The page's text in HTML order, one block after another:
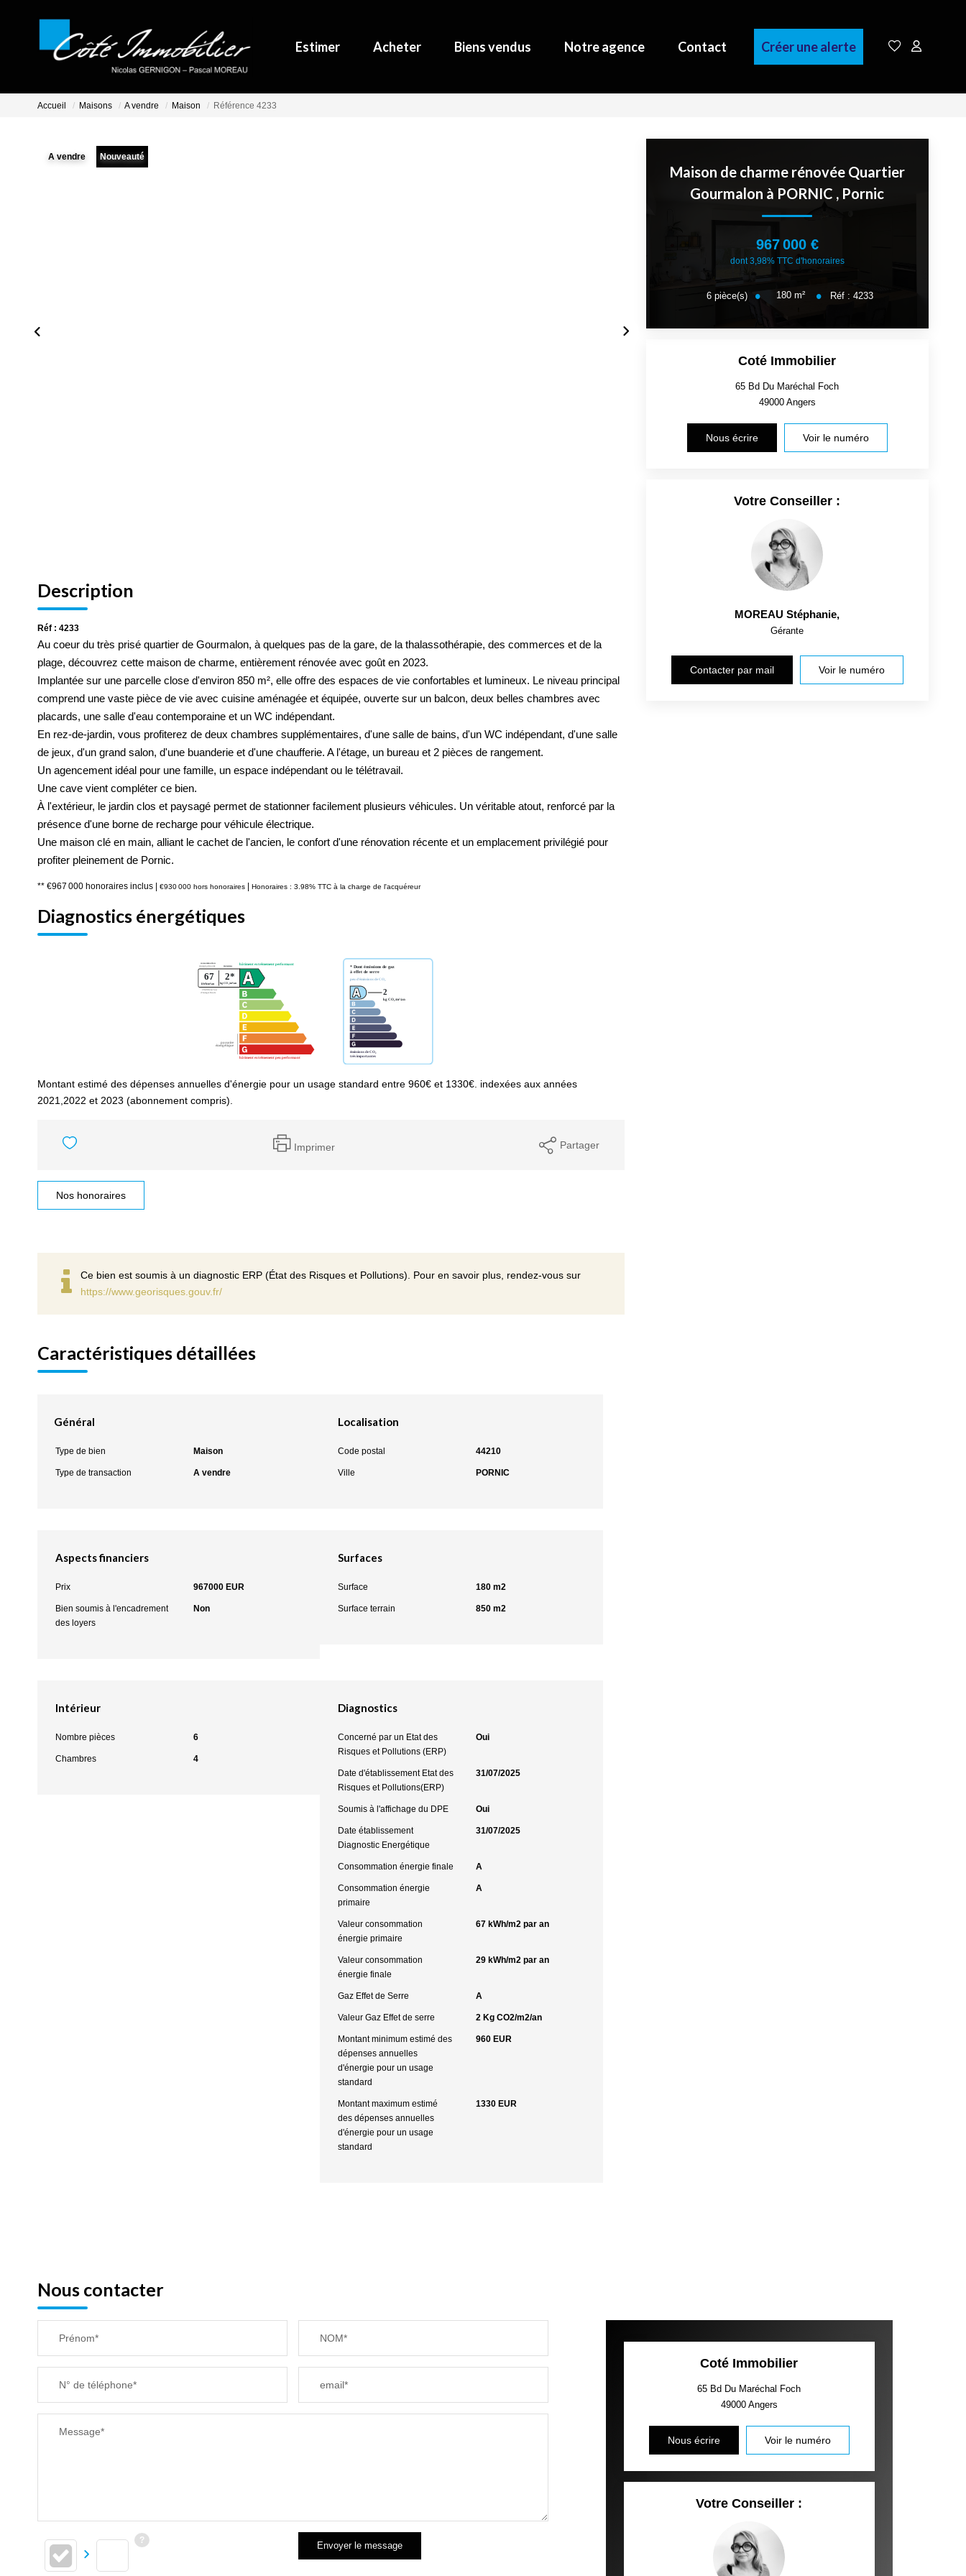
Estimer Acheter Biens vendus Notre agence Contact Créer une alerte
Accueil Maisons A vendre Maison Référence 4233
A vendre Nouveauté
Description
Réf : 4233
Au coeur du très prisé quartier de Gourmalon, à quelques pas de la gare, de la thalassothérapie, des commerces et de la
plage, découvrez cette maison de charme, entièrement rénovée avec goût en 2023.
Implantée sur une parcelle close d'environ 850 m², elle offre des espaces de vie confortables et lumineux. Le niveau principal
comprend une vaste pièce de vie avec cuisine aménagée et équipée, ouverte sur un balcon, deux belles chambres avec
placards, une salle d'eau contemporaine et un WC indépendant.
En rez-de-jardin, vous profiterez de deux chambres supplémentaires, d'une salle de bains, d'un WC indépendant, d'une salle
de jeux, d'un grand salon, d'une buanderie et d'une chaufferie. A l'étage, un bureau et 2 pièces de rangement.
Un agencement idéal pour une famille, un espace indépendant ou le télétravail.
Une cave vient compléter ce bien.
À l'extérieur, le jardin clos et paysagé permet de stationner facilement plusieurs véhicules. Un véritable atout, renforcé par la
présence d'une borne de recharge pour véhicule électrique.
Une maison clé en main, alliant le cachet de l'ancien, le confort d'une rénovation récente et un emplacement privilégié pour
profiter pleinement de Pornic.
** €967 000 honoraires inclus €930 000 hors honoraires Honoraires : 3.98% TTC à la charge de l'acquéreur
Diagnostics énergétiques
Montant estimé des dépenses annuelles d'énergie pour un usage standard entre 960€ et 1330€. indexées aux années
2021,2022 et 2023 (abonnement compris).
Imprimer Partager
Nos honoraires
Ce bien est soumis à un diagnostic ERP (État des Risques et Pollutions). Pour en savoir plus, rendez-vous sur
https://www.georisques.gouv.fr/
Caractéristiques détaillées
Général
Type de bien Maison
Type de transaction A vendre
Localisation
Code postal 44210
Ville PORNIC
Aspects financiers
Prix 967000 EUR
Bien soumis à l'encadrement
des loyers
Non
Surfaces
Surface 180 m2
Surface terrain 850 m2
Intérieur
Nombre pièces 6
Chambres 4
Diagnostics
Concerné par un Etat des
Risques et Pollutions (ERP)
Oui
Date d'établissement Etat des
Risques et Pollutions(ERP)
31/07/2025
Soumis à l'affichage du DPE Oui
Date établissement
Diagnostic Energétique
31/07/2025
Consommation énergie finale A
Consommation énergie
primaire
A
Valeur consommation
énergie primaire
67 kWh/m2 par an
Valeur consommation
énergie finale
29 kWh/m2 par an
Gaz Effet de Serre A
Valeur Gaz Effet de serre 2 Kg CO2/m2/an
Montant minimum estimé des
dépenses annuelles
d'énergie pour un usage
standard
960 EUR
Montant maximum estimé
des dépenses annuelles
d'énergie pour un usage
standard
1330 EUR
Maison de charme rénovée Quartier
Gourmalon à PORNIC , Pornic
967 000 €
dont 3,98% TTC d'honoraires
6pièce(s) 180m² Réf :4233
Coté Immobilier
65 Bd Du Maréchal Foch
49000 Angers
Nous écrire Voir le numéro
Votre Conseiller :
MOREAU Stéphanie,
Gérante
Contacter par mail Voir le numéro
Nous contacter
Prénom* NOM*
N° de téléphone* email*
Message*
Envoyer le message
Coté Immobilier
65 Bd Du Maréchal Foch
49000 Angers
Nous écrire Voir le numéro
Votre Conseiller :